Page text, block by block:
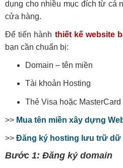
dụng cho nhiều mục đích từ cá
cửa hàng.
Để tiến hành thiết kế website
bạn cần chuẩn bị:
Domain – tên miền
Tài khoản Hosting
Thẻ Visa hoặc MasterCard
>> Mua tên miền xây dựng
>> Đăng ký hosting lưu trữ dữ
Bước 1: Đăng ký domain